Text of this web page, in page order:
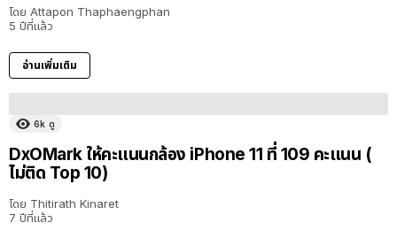
โดย Attapon Thaphaengphan
5 ปีที่แล้ว
อ่านเพิ่มเติม
6k ดู
DxOMark ให้คะแนนกล้อง iPhone 11 ที่ 109 คะแนน (
ไม่ติด Top 10)
โดย Thitirath Kinaret
7 ปีที่แล้ว